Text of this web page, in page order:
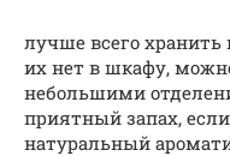
лучше всего
их нет в шкафу,
небольшими
приятный запах,
натуральный